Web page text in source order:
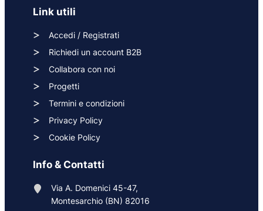
Link utili
Accedi / Registrati
Richiedi un account B2B
Collabora con noi
Progetti
Termini e condizioni
Privacy Policy
Cookie Policy
Info & Contatti
Via A. Domenici 45-47,
Montesarchio (BN) 82016